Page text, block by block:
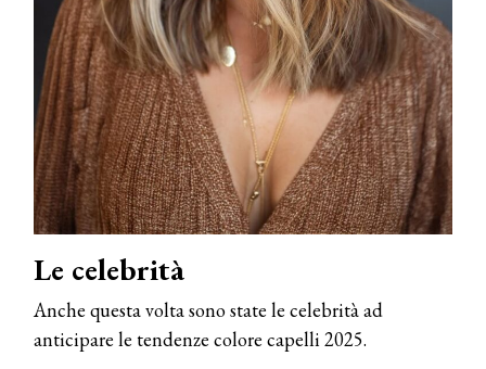
Le celebrità
Anche questa volta sono state le celebrità ad
anticipare le tendenze colore capelli 2025.